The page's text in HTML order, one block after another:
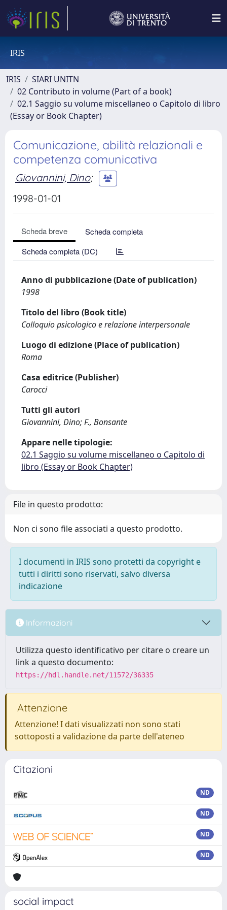
IRIS
IRIS
SIARI UNITN
02 Contributo in volume (Part of a book)
02.1 Saggio su volume miscellaneo o Capitolo di libro
(Essay or Book Chapter)
Comunicazione, abilità relazionali e
competenza comunicativa
Giovannini, Dino;
1998-01-01
Scheda breve
Scheda completa
Scheda completa (DC)
Anno di pubblicazione (Date of publication)
1998
Titolo del libro (Book title)
Colloquio psicologico e relazione interpersonale
Luogo di edizione (Place of publication)
Roma
Casa editrice (Publisher)
Carocci
Tutti gli autori
Giovannini, Dino; F., Bonsante
Appare nelle tipologie:
02.1 Saggio su volume miscellaneo o Capitolo di
libro (Essay or Book Chapter)
File in questo prodotto:
Non ci sono file associati a questo prodotto.
I documenti in IRIS sono protetti da copyright e
tutti i diritti sono riservati, salvo diversa
indicazione
Informazioni
Utilizza questo identificativo per citare o creare un
link a questo documento:
https://hdl.handle.net/11572/36335
Attenzione
Attenzione! I dati visualizzati non sono stati
sottoposti a validazione da parte dell'ateneo
Citazioni
ND
ND
ND
ND
social impact